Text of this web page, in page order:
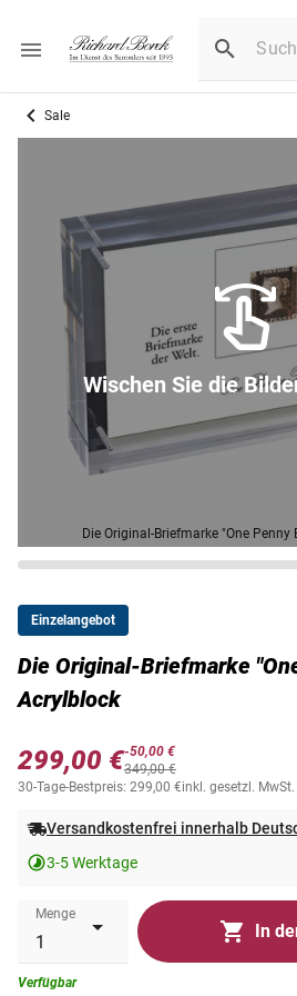
Sale
Die Original-Briefmarke "One
Wischen Sie die
Einzelangebot
Die Original-Briefmarke
Acrylblock
299,00 €-50,00 €
349,00 €
30-Tage-Bestpreis: 299,00 €inkl. gesetzl. MwSt.
Versandkostenfrei innerhalb
3-5 Werktage
Menge
In
Verfügbar